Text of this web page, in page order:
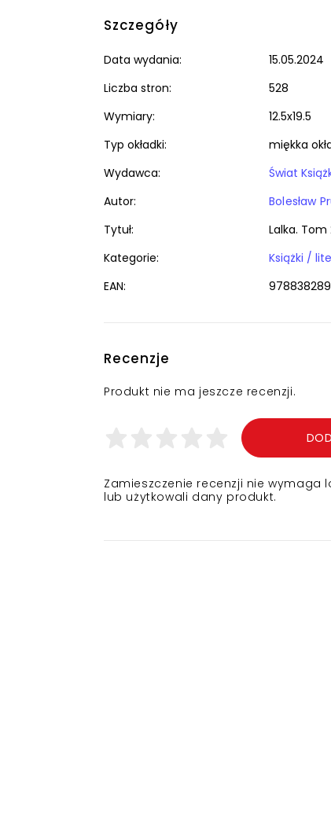
Szczegóły
Data wydania:
15.05.2024
Liczba stron:
528
Wymiary:
12.5x19.5
Typ okładki:
miękka
Wydawca:
Świat
Autor:
Bolesław
Tytuł:
Lalka. Tom
Kategorie:
EAN:
Recenzje
Produkt nie ma jeszcze recenzji.
Zamieszczenie recenzji nie wymaga
lub użytkowali dany produkt.